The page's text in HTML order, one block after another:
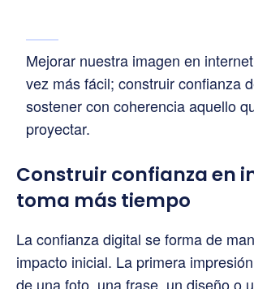
Mejorar nuestra imagen en
vez más fácil; construir confianza
sostener con coherencia aquello
proyectar.
Construir confianza en
toma más tiempo
La confianza digital se forma de
impacto inicial. La primera
de una foto, una frase, un diseño o